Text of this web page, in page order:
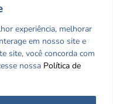
experiência, melhorar
em nosso site e
site, você concorda com
nossa Política de